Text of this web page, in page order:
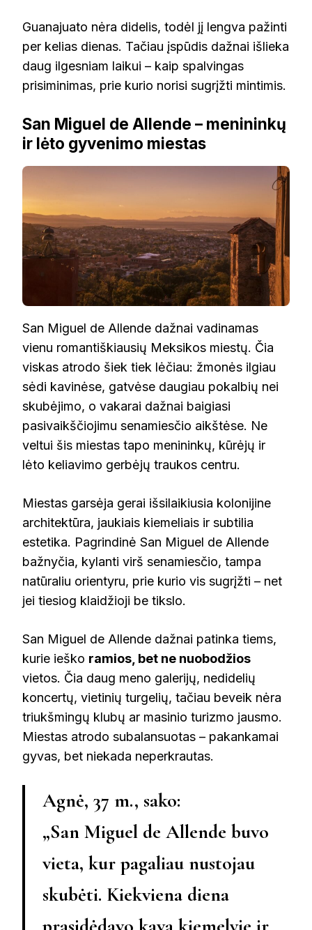
Guanajuato nėra didelis, todėl jį lengva pažinti
per kelias dienas. Tačiau įspūdis dažnai išlieka
daug ilgesniam laikui – kaip spalvingas
prisiminimas, prie kurio norisi sugrįžti mintimis.
San Miguel de Allende – menininkų
ir lėto gyvenimo miestas
San Miguel de Allende dažnai vadinamas
vienu romantiškiausių Meksikos miestų. Čia
viskas atrodo šiek tiek lėčiau: žmonės ilgiau
sėdi kavinėse, gatvėse daugiau pokalbių nei
skubėjimo, o vakarai dažnai baigiasi
pasivaikščiojimu senamiesčio aikštėse. Ne
veltui šis miestas tapo menininkų, kūrėjų ir
lėto keliavimo gerbėjų traukos centru.
Miestas garsėja gerai išsilaikiusia kolonijine
architektūra, jaukiais kiemeliais ir subtilia
estetika. Pagrindinė San Miguel de Allende
bažnyčia, kylanti virš senamiesčio, tampa
natūraliu orientyru, prie kurio vis sugrįžti – net
jei tiesiog klaidžioji be tikslo.
San Miguel de Allende dažnai patinka tiems,
kurie ieško ramios, bet ne nuobodžios
vietos. Čia daug meno galerijų, nedidelių
koncertų, vietinių turgelių, tačiau beveik nėra
triukšmingų klubų ar masinio turizmo jausmo.
Miestas atrodo subalansuotas – pakankamai
gyvas, bet niekada neperkrautas.
Agnė, 37 m., sako:
„San Miguel de Allende buvo
vieta, kur pagaliau nustojau
skubėti. Kiekviena diena